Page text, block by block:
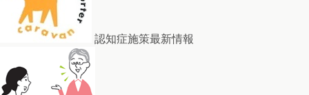
認知症施策最新情報